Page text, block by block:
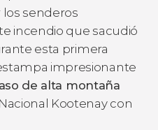
senderos
incendio que sacudió
esta primera
impresionante
de alta montaña
Kootenay con